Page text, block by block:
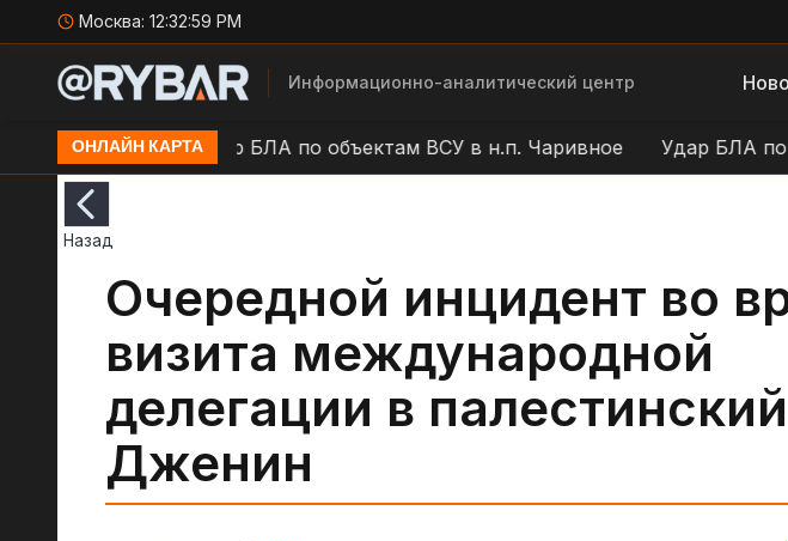
Москва: 12:33:00 PM
Информационно-аналитический центр
ОНЛАЙН КАРТАУдар БЛА по объектам ВСУ в н.п. Чаривное Удар БЛА по
Назад
Очередной инцидент во
визита международной
делегации в
Дженин